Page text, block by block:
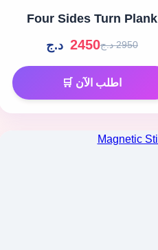
Four Sides Turn Plank
2950 د.ج 2450 د.ج
اطلب الآن 🛒